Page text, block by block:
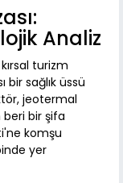
Analiz
turizm
bir sağlık üssü
jeotermal
beri bir şifa
komşu
yer